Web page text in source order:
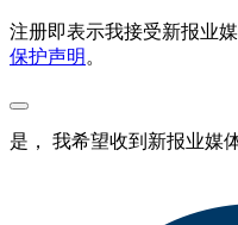
注册即表示我接受新报业
保护声明 。
是， 我希望收到新报业媒